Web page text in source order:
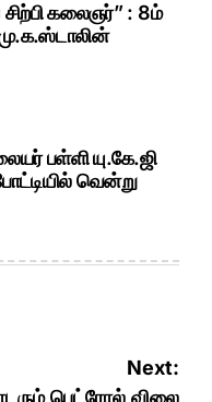
கலைஞர்” : 8ம்
பள்ளி யு.கே.ஜி
வென்று
Next:
பெட்ரோல் விலை